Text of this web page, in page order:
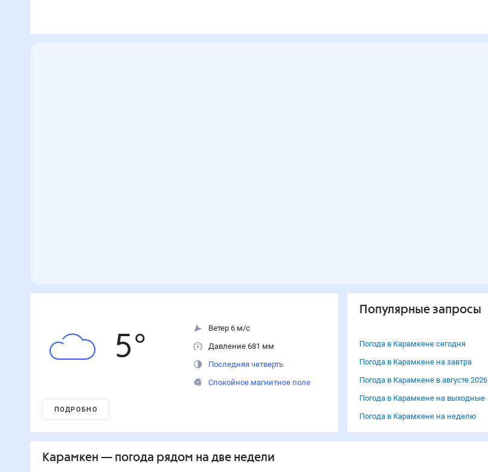
5°
Ветер 6 м/с
Давление 681 мм
Последняя четверть
Спокойное магнитное поле
ПОДРОБНО
Популярные запросы
Погода в Карамкене сегодня
Погода в Карамкене на завтра
Погода в Карамкене в августе 2026
Погода в Карамкене на выходные
Погода в Карамкене на неделю
Карамкен — погода рядом на две недели